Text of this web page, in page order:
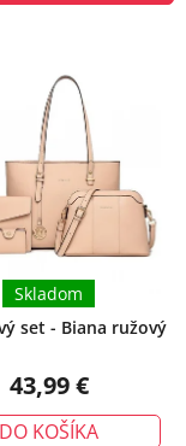
set - Biana ružový
Skladom
43,99 €
DO KOŠÍKA